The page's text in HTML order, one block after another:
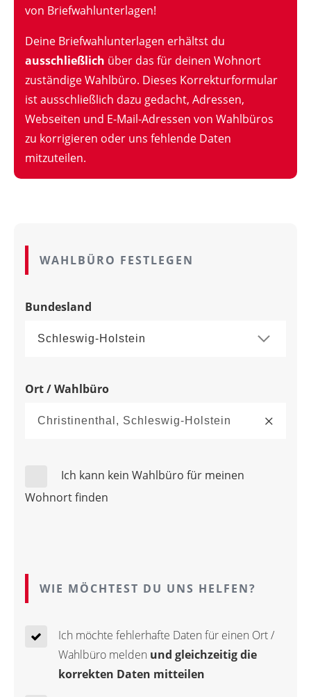
von Briefwahlunterlagen!
Deine Briefwahlunterlagen erhältst du
ausschließlich über das für deinen Wohnort
zuständige Wahlbüro. Dieses Korrekturformular
ist ausschließlich dazu gedacht, Adressen,
Webseiten und E-Mail-Adressen von Wahlbüros
zu korrigieren oder uns fehlende Daten
mitzuteilen.
WAHLBÜRO FESTLEGEN
Bundesland
Ort / Wahlbüro
Ich kann kein Wahlbüro für meinen
Wohnort finden
WIE MÖCHTEST DU UNS HELFEN?
Ich möchte fehlerhafte Daten für einen Ort /
Wahlbüro melden und gleichzeitig die
korrekten Daten mitteilen